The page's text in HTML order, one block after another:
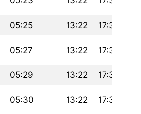
05:25 13:22 17:36
05:27 13:22 17:35
05:29 13:22 17:34
05:30 13:22 17:33